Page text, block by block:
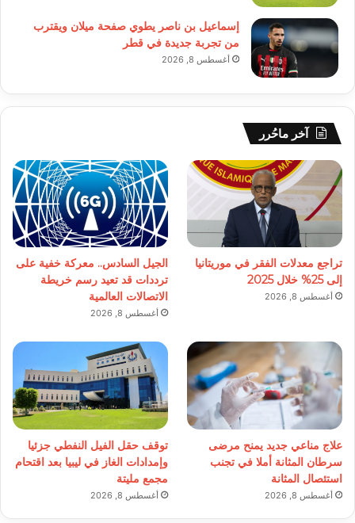
إسماعيل بن ناصر يطوي صفحة ميلان ويقترب
من تجربة جديدة في قطر
أغسطس 8, 2026
آخر ماحُرر
تراجع معدلات الفقر في موريتانيا
إلى 25% خلال 2025
أغسطس 8, 2026
الجيل السادس.. معركة خفية على
ترددات قد تعيد رسم خريطة
الاتصالات العالمية
أغسطس 8, 2026
علاج مناعي جديد يمنح مرضى
سرطان المثانة أملا في تجنب
استئصال المثانة
أغسطس 8, 2026
توقف حقل الفيل النفطي جزئيا
وإمدادات الغاز في ليبيا بعد اقتحام
مجمع مليتة
أغسطس 8, 2026